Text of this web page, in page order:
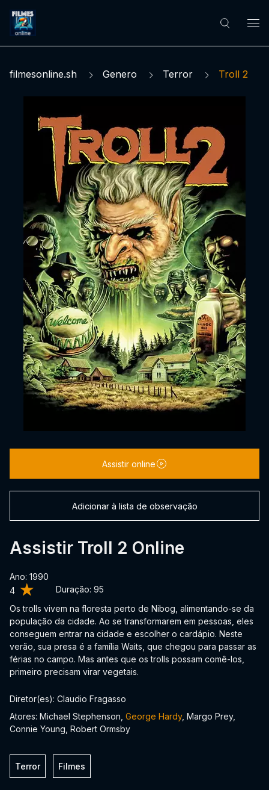
filmesonline.sh Genero Terror Troll 2
4 Duração: 95
Assistir Troll 2 Online
Ano: 1990
Os trolls vivem na floresta perto de Nibog, alimentando-se da
população da cidade. Ao se transformarem em pessoas, eles
conseguem entrar na cidade e escolher o cardápio. Neste
verão, sua presa é a família Waits, que chegou para passar as
férias no campo. Mas antes que os trolls possam comê-los,
primeiro precisam virar vegetais.
Assistir online
Adicionar à lista de observação
Diretor(es): Claudio Fragasso
Atores: Michael Stephenson, George Hardy, Margo Prey,
Connie Young, Robert Ormsby
Terror Filmes